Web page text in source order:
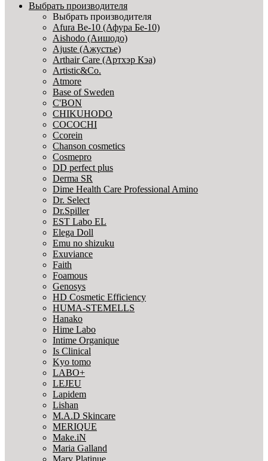
Выбрать производителя
Выбрать производителя
Afura Be-10 (Афура Бе-10)
Aishodo (Аишодо)
Ajuste (Ажустье)
Arthair Care (Артхэр Кэа)
Artistic&Co.
Atmore
Base of Sweden
C'BON
CHIKUHODO
COCOCHI
Ccorein
Chanson cosmetics
Cosmepro
DD perfect plus
Derma SR
Dime Health Care Professional Amino
Dr. Select
Dr.Spiller
EST Labo EL
Elega Doll
Emu no shizuku
Exuviance
Faith
Foamous
Genosys
HD Cosmetic Efficiency
HUMA-STEMELLS
Hanako
Hime Labo
Intime Organique
Is Clinical
Kyo tomo
LABO+
LEJEU
Lapidem
Lishan
M.A.D Skincare
MERIQUE
Make.iN
Maria Galland
Mary Platinue